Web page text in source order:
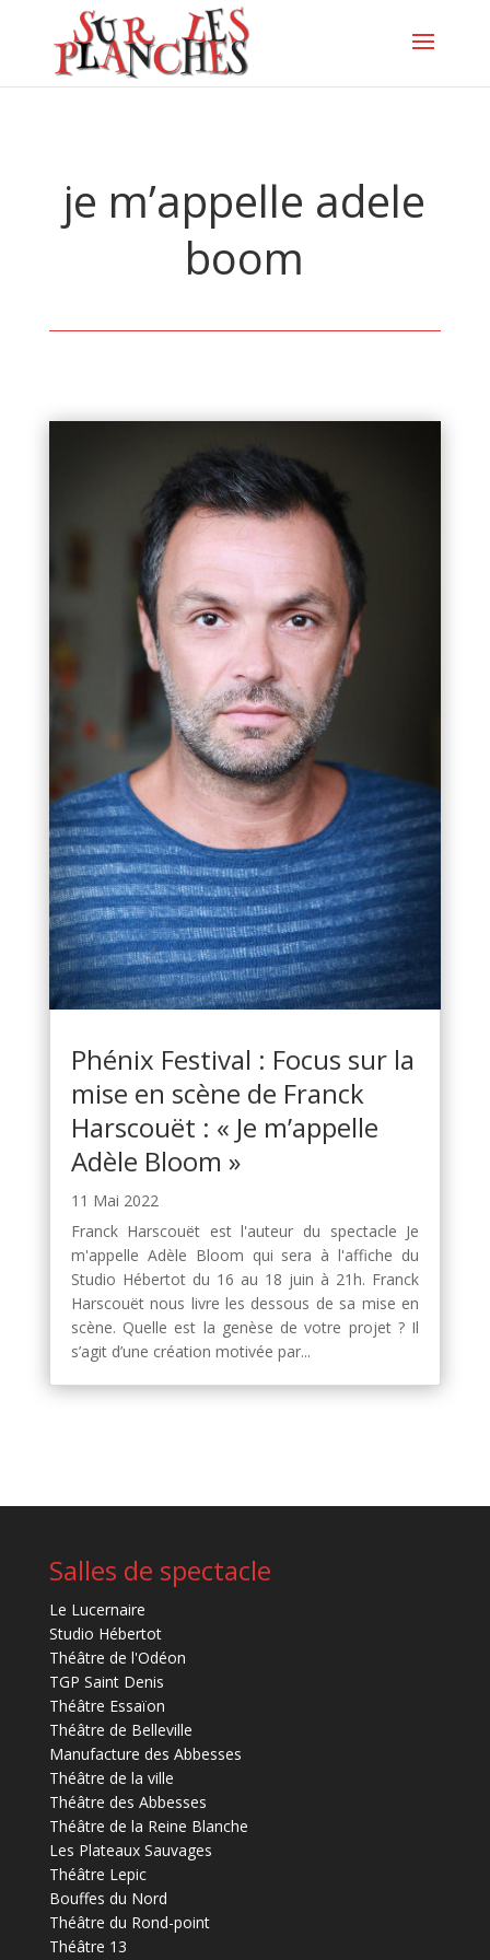
je m’appelle adele
boom
Phénix Festival : Focus sur la
mise en scène de Franck
Harscouët : « Je m’appelle
Adèle Bloom »
11 Mai 2022
Franck Harscouët est l'auteur du spectacle Je
m'appelle Adèle Bloom qui sera à l'affiche du
Studio Hébertot du 16 au 18 juin à 21h. Franck
Harscouët nous livre les dessous de sa mise en
scène. Quelle est la genèse de votre projet ? Il
s’agit d’une création motivée par...
Salles de spectacle
Le Lucernaire
Studio Hébertot
Théâtre de l'Odéon
TGP Saint Denis
Théâtre Essaïon
Théâtre de Belleville
Manufacture des Abbesses
Théâtre de la ville
Théâtre des Abbesses
Théâtre de la Reine Blanche
Les Plateaux Sauvages
Théâtre Lepic
Bouffes du Nord
Théâtre du Rond-point
Théâtre 13